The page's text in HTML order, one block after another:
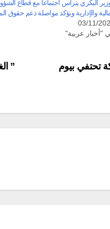
البكري يترأس اجتماعاً مع قطاع
والإدارية ويؤكد مواصلة دعم حقوق
03/11/
"أخبار عربية"
”
تحتفي بيوم